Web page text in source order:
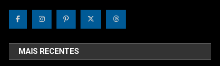
MAIS RECENTES